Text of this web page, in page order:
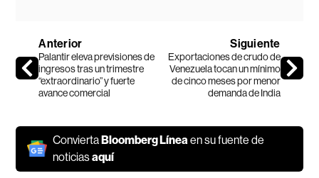
Anterior
Palantir eleva previsiones de
ingresos tras un trimestre
“extraordinario” y fuerte
avance comercial
Siguiente
Exportaciones de crudo de
Venezuela tocan un mínimo
de cinco meses por menor
demanda de India
ConviertaBloomberg Línea en su fuente de
noticiasaquí